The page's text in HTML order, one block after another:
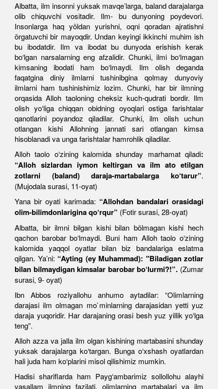
Albatta, ilm insonni yuksak mavqe’larga, baland darajalarga
olib chiquvchi vositadir. Ilm- bu dunyoning poydevori.
Insonlarga haq yõldan yurishni, oqni qoradan ajratishni
õrgatuvchi bir mayoqdir. Undan keyingi ikkinchi muhim ish
bu ibodatdir. Ilm va ibodat bu dunyoda erishish kerak
bo‘lgan narsalarning eng afzalidir. Chunki, ilmi bo‘lmagan
kimsaning ibodati ham bo‘lmaydi. Ilm olish deganda
faqatgina diniy ilmlarni tushinibgina qolmay dunyoviy
ilmlarni ham tushinishimiz lozim. Chunki, har bir ilmning
orqasida Alloh taoloning cheksiz kuch-qudrati bordir. Ilm
olish yo‘liga chiqqan obidning oyoqlari ostiga farishtalar
qanotlarini poyandoz qiladilar. Chunki, ilm olish uchun
otlangan kishi Allohning jannati sari otlangan kimsa
hisoblanadi va unga farishtalar hamrohlik qiladilar.
Alloh taolo o‘zining kalomida shunday marhamat qiladi:
“Alloh sizlardan iymon keltirgan va ilm ato etilgan
zotlarni (baland) daraja-martabalarga ko‘tarur”.
(Mujodala surasi, 11-oyat)
Yana bir oyati karimada: “Allohdan bandalari orasidagi
olim-bilimdonlarigina qo‘rqur” (Fotir surasi, 28-oyat)
Albatta, bir ilmni bilgan kishi bilan bõlmagan kishi hech
qachon barobar bo‘lmaydi. Buni ham Alloh taolo o‘zining
kalomida yaqqol oyatlar bilan biz bandalariga eslatma
qilgan. Ya’ni: “Ayting (ey Muhammad): "Biladigan zotlar
bilan bilmaydigan kimsalar barobar bo‘lurmi?!”. (Zumar
surasi, 9- oyat)
Ibn Abbos roziyallohu anhumo aytadilar: “Olimlarning
darajasi ilm olmagan mo`minlarning darajasidan yetti yuz
daraja yuqoridir. Har darajaning orasi besh yuz yillik yo‘lga
teng”.
Alloh azza va jalla ilm olgan kishining martabasini shunday
yuksak darajalarga ko‘targan. Bunga o‘xshash oyatlardan
hali juda ham ko‘plarini misol qilishimiz mumkin.
Hadisi shariflarda ham Payg‘ambarimiz sollollohu alayhi
vasallam ilmning fazilati, olimlarning martabalari va ilm